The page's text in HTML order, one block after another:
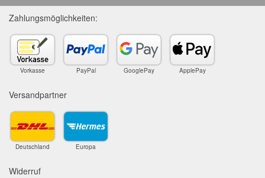
Zahlungsmöglichkeiten:
Vorkasse PayPal GooglePay ApplePay
Versandpartner
Deutschland Europa
Widerruf